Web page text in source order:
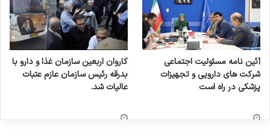
آئین نامه مسئولیت اجتماعی
شرکت های دارویی و تجهیزات
پزشکی در راه است
کاروان اربعین سازمان غذا و دارو با
بدرقه رئیس سازمان عازم عتبات
عالیات شد.